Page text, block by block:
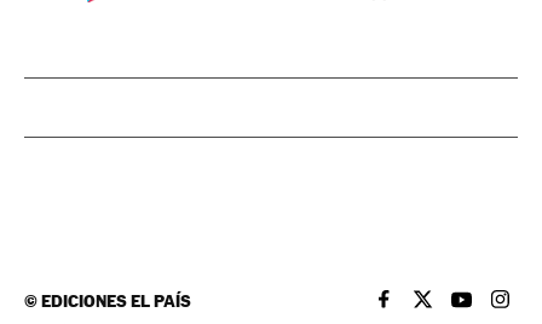
©EDICIONES EL PAÍS EL PAÍS BRASIL EN
EL PAÍSEL PAÍS
EL